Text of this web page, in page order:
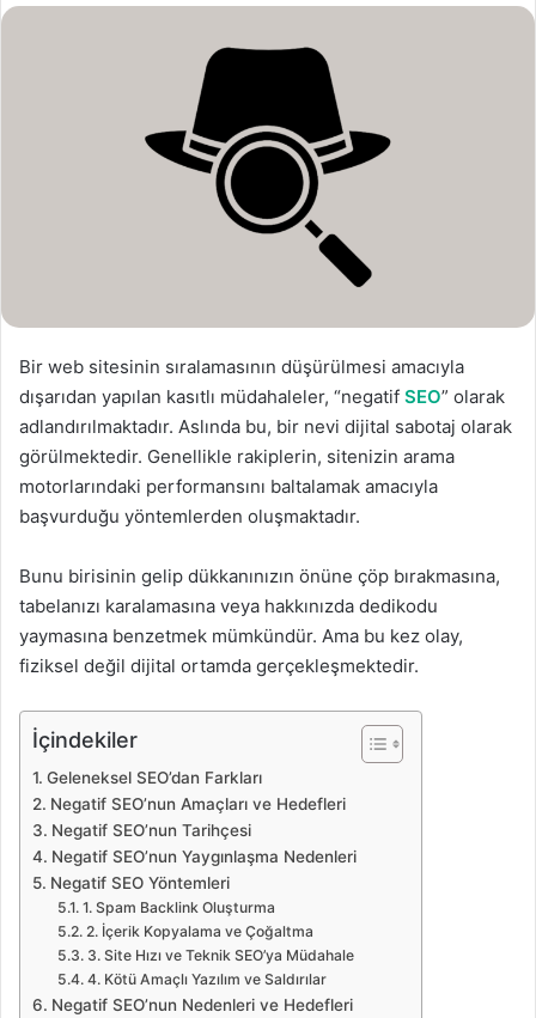
ö
n
d
Bir web sitesinin sıralamasının düşürülmesi amacıyla
dışarıdan yapılan kasıtlı müdahaleler, “negatif SEO” olarak
adlandırılmaktadır. Aslında bu, bir nevi dijital sabotaj olarak
görülmektedir. Genellikle rakiplerin, sitenizin arama
motorlarındaki performansını baltalamak amacıyla
başvurduğu yöntemlerden oluşmaktadır.
Bunu birisinin gelip dükkanınızın önüne çöp bırakmasına,
tabelanızı karalamasına veya hakkınızda dedikodu
yaymasına benzetmek mümkündür. Ama bu kez olay,
fiziksel değil dijital ortamda gerçekleşmektedir.
İçindekiler
Geleneksel SEO’dan Farkları
Negatif SEO’nun Amaçları ve Hedefleri
Negatif SEO’nun Tarihçesi
Negatif SEO’nun Yaygınlaşma Nedenleri
Negatif SEO Yöntemleri
1. Spam Backlink Oluşturma
2. İçerik Kopyalama ve Çoğaltma
3. Site Hızı ve Teknik SEO’ya Müdahale
4. Kötü Amaçlı Yazılım ve Saldırılar
Negatif SEO’nun Nedenleri ve Hedefleri